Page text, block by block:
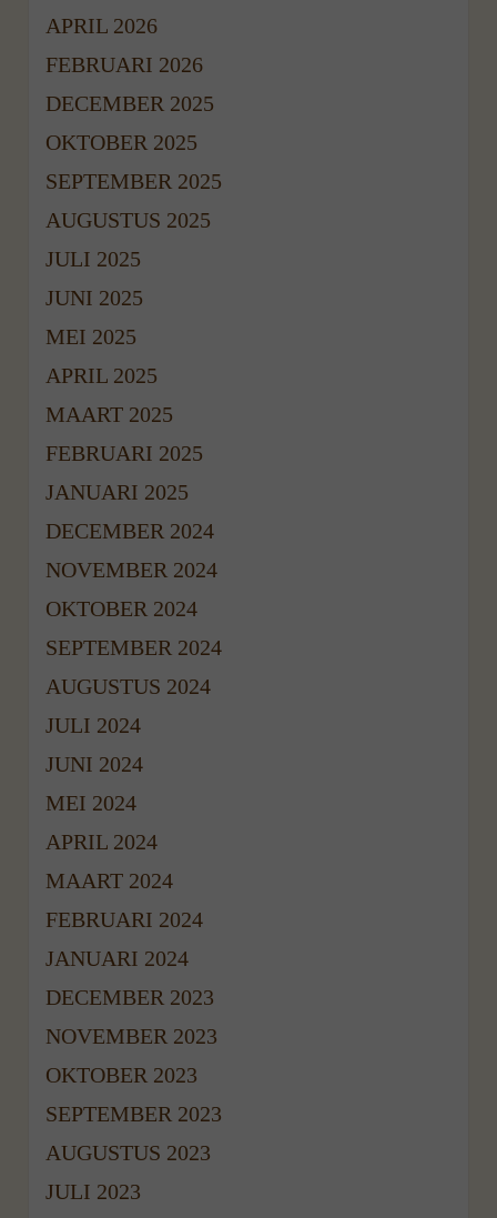
APRIL 2026
FEBRUARI 2026
DECEMBER 2025
OKTOBER 2025
SEPTEMBER 2025
AUGUSTUS 2025
JULI 2025
JUNI 2025
MEI 2025
APRIL 2025
MAART 2025
FEBRUARI 2025
JANUARI 2025
DECEMBER 2024
NOVEMBER 2024
OKTOBER 2024
SEPTEMBER 2024
AUGUSTUS 2024
JULI 2024
JUNI 2024
MEI 2024
APRIL 2024
MAART 2024
FEBRUARI 2024
JANUARI 2024
DECEMBER 2023
NOVEMBER 2023
OKTOBER 2023
SEPTEMBER 2023
AUGUSTUS 2023
JULI 2023